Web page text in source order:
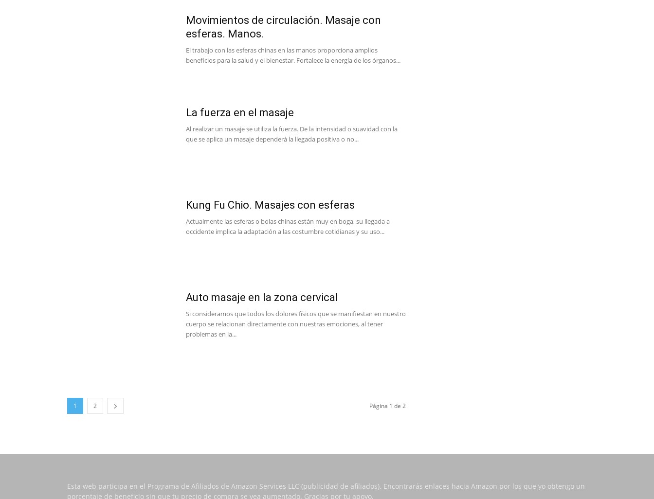
Movimientos de circulación. Masaje con
esferas. Manos.
El trabajo con las esferas chinas en las manos proporciona amplios
beneficios para la salud y el bienestar. Fortalece la energía de los órganos...
La fuerza en el masaje
Al realizar un masaje se utiliza la fuerza. De la intensidad o suavidad con la
que se aplica un masaje dependerá la llegada positiva o no...
Kung Fu Chio. Masajes con esferas
Actualmente las esferas o bolas chinas están muy en boga, su llegada a
occidente implica la adaptación a las costumbre cotidianas y su uso...
Auto masaje en la zona cervical
Si consideramos que todos los dolores físicos que se manifiestan en nuestro
cuerpo se relacionan directamente con nuestras emociones, al tener
problemas en la...
1 2 Página 1 de 2
Esta web participa en el Programa de Afiliados de Amazon Services LLC (publicidad de afiliados). Encontrarás enlaces hacia Amazon por los que yo obtengo un
porcentaje de beneficio sin que tu precio de compra se vea aumentado. Gracias por tu apoyo.